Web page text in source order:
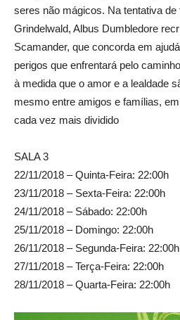
seres não mágicos. Na tentativa
Grindelwald, Albus Dumbledore
Scamander, que concorda em
perigos que enfrentará pelo
à medida que o amor e a lealdade
mesmo entre amigos e famílias,
cada vez mais dividido
SALA 3
22/11/2018 – Quinta-Feira: 22:00h
23/11/2018 – Sexta-Feira: 22:00h
24/11/2018 – Sábado: 22:00h
25/11/2018 – Domingo: 22:00h
26/11/2018 – Segunda-Feira: 22:00h
27/11/2018 – Terça-Feira: 22:00h
28/11/2018 – Quarta-Feira: 22:00h